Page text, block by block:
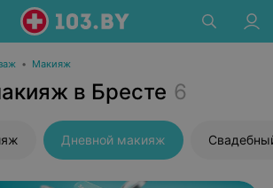
• Макияж
в Бресте 6
Дневной макияж